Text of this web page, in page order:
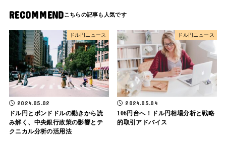
RECOMMEND
ドル円ニュース
2024.05.02
ドル円とポンドドルの動きから読
み解く、中央銀行政策の影響とテ
クニカル分析の活用法
ドル円ニュース
2024.05.04
106円台へ！ドル円相場分析と戦略
的取引アドバイス